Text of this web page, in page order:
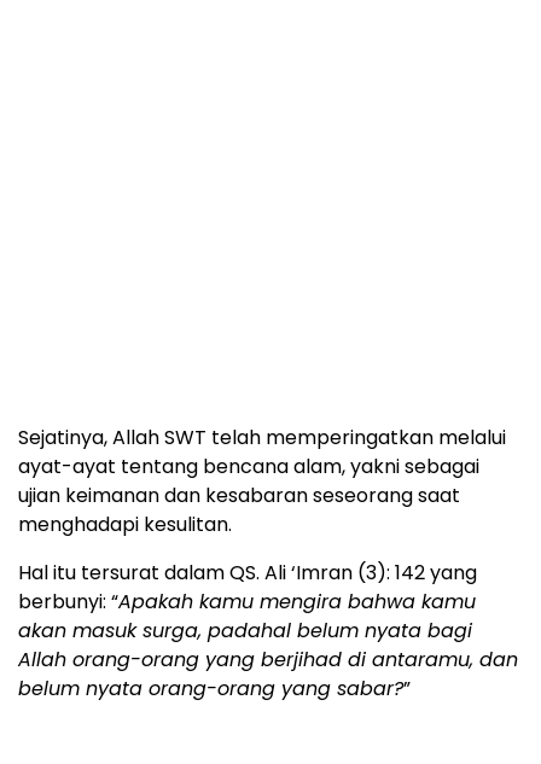
Sejatinya, Allah SWT telah memperingatkan melalui
ayat-ayat tentang bencana alam, yakni sebagai
ujian keimanan dan kesabaran seseorang saat
menghadapi kesulitan.
Hal itu tersurat dalam QS. Ali ‘Imran (3): 142 yang
berbunyi: “Apakah kamu mengira bahwa kamu
akan masuk surga, padahal belum nyata bagi
Allah orang-orang yang berjihad di antaramu, dan
belum nyata orang-orang yang sabar?”